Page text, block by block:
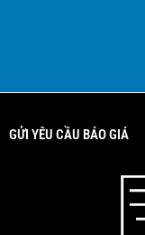
GỬI YÊU CẦU BÁO GIÁ